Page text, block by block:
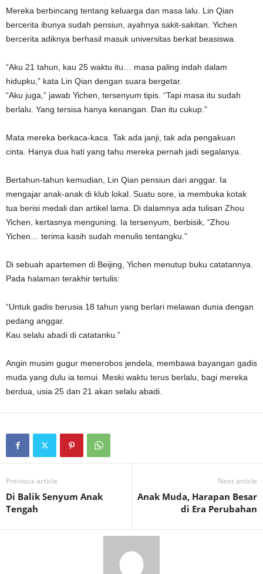
Mereka berbincang tentang keluarga dan masa lalu. Lin Qian
bercerita ibunya sudah pensiun, ayahnya sakit-sakitan. Yichen
bercerita adiknya berhasil masuk universitas berkat beasiswa.
“Aku 21 tahun, kau 25 waktu itu… masa paling indah dalam
hidupku,” kata Lin Qian dengan suara bergetar.
“Aku juga,” jawab Yichen, tersenyum tipis. “Tapi masa itu sudah
berlalu. Yang tersisa hanya kenangan. Dan itu cukup.”
Mata mereka berkaca-kaca. Tak ada janji, tak ada pengakuan
cinta. Hanya dua hati yang tahu mereka pernah jadi segalanya.
Bertahun-tahun kemudian, Lin Qian pensiun dari anggar. Ia
mengajar anak-anak di klub lokal. Suatu sore, ia membuka kotak
tua berisi medali dan artikel lama. Di dalamnya ada tulisan Zhou
Yichen, kertasnya menguning. Ia tersenyum, berbisik, “Zhou
Yichen… terima kasih sudah menulis tentangku.”
Di sebuah apartemen di Beijing, Yichen menutup buku catatannya.
Pada halaman terakhir tertulis:
“Untuk gadis berusia 18 tahun yang berlari melawan dunia dengan
pedang anggar.
Kau selalu abadi di catatanku.”
Angin musim gugur menerobos jendela, membawa bayangan gadis
muda yang dulu ia temui. Meski waktu terus berlalu, bagi mereka
berdua, usia 25 dan 21 akan selalu abadi.
Previous article
Di Balik Senyum Anak
Tengah
Next article
Anak Muda, Harapan Besar
di Era Perubahan